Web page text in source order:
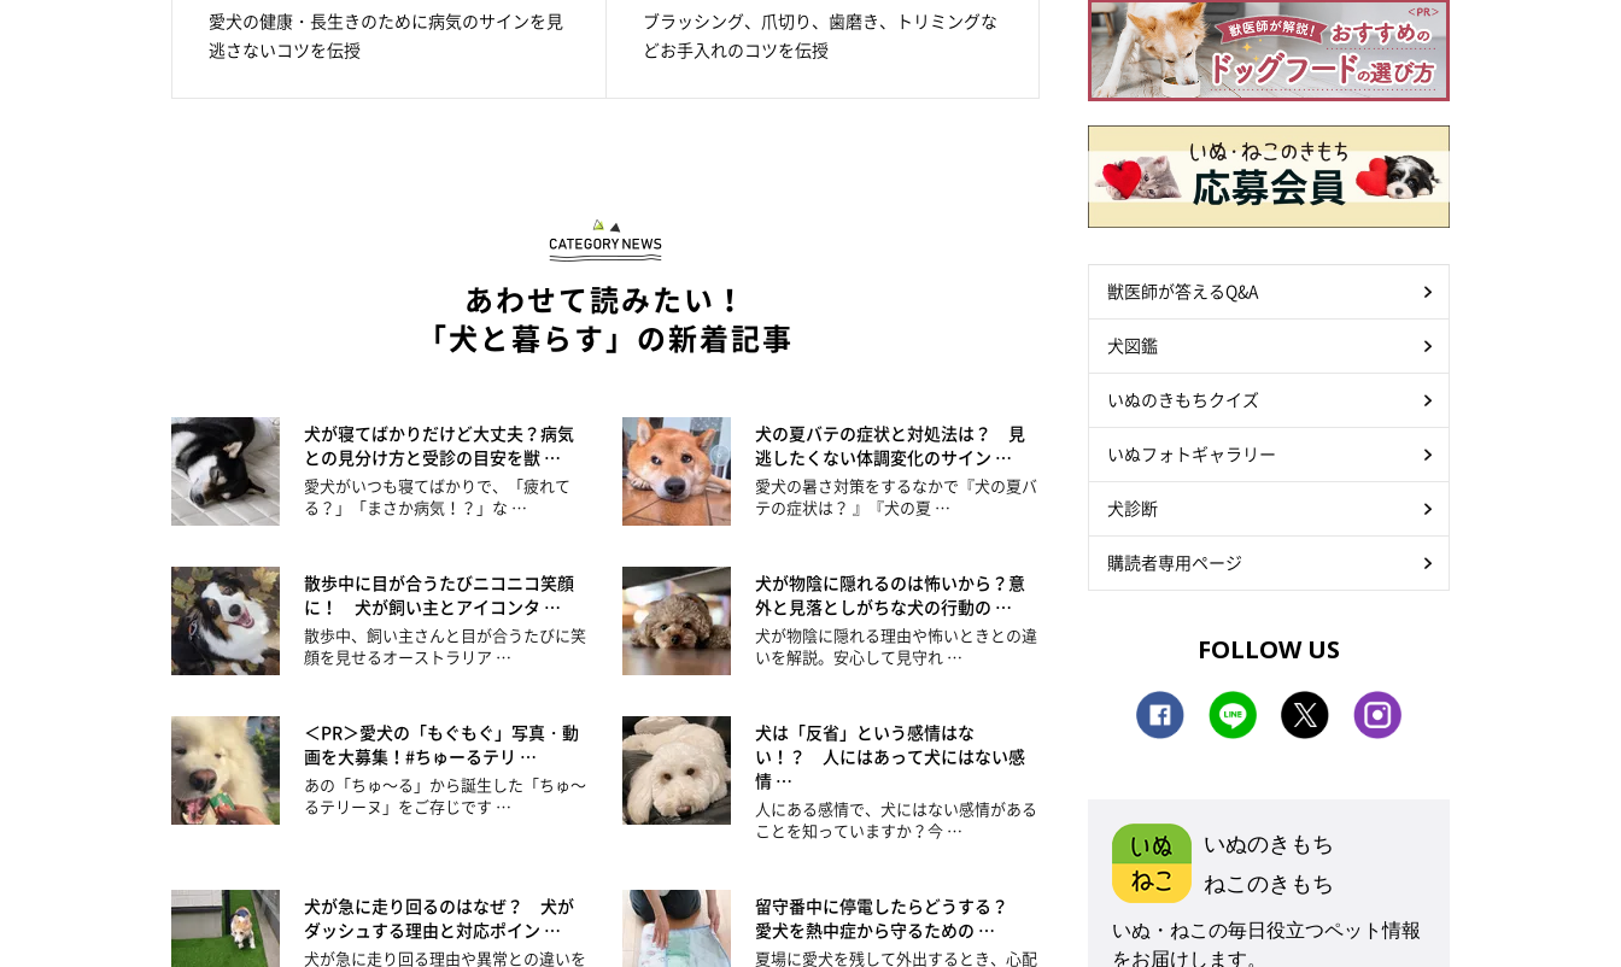
愛犬の健康・長生きのために病気のサインを見
逃さないコツを伝授
ブラッシング、爪切り、歯磨き、トリミングな
どお手入れのコツを伝授
あわせて読みたい！
「犬と暮らす」の新着記事
犬が寝てばかりだけど大丈夫？病気
との見分け方と受診の目安を獣 …
愛犬がいつも寝てばかりで、「疲れて
る？」「まさか病気！？」な …
犬の夏バテの症状と対処法は？ 見
逃したくない体調変化のサイン …
愛犬の暑さ対策をするなかで『犬の夏バ
テの症状は？ 』『犬の夏 …
散歩中に目が合うたびニコニコ笑顔
に！ 犬が飼い主とアイコンタ …
散歩中、飼い主さんと目が合うたびに笑
顔を見せるオーストラリア …
犬が物陰に隠れるのは怖いから？意
外と見落としがちな犬の行動の …
犬が物陰に隠れる理由や怖いときとの違
いを解説。安心して見守れ …
＜PR＞愛犬の「もぐもぐ」写真・動
画を大募集！#ちゅーるテリ …
あの「ちゅ～る」から誕生した「ちゅ～
るテリーヌ」をご存じです …
犬は「反省」という感情はな
い！？ 人にはあって犬にはない感
情 …
人にある感情で、犬にはない感情がある
ことを知っていますか？今 …
犬が急に走り回るのはなぜ？ 犬が
ダッシュする理由と対応ポイン …
犬が急に走り回る理由や異常との違いを
留守番中に停電したらどうする？
愛犬を熱中症から守るための …
夏場に愛犬を残して外出するとき、心配
獣医師が答えるQ&A
犬図鑑
いぬのきもちクイズ
いぬフォトギャラリー
犬診断
購読者専用ページ
FOLLOW US
いぬのきもち
ねこのきもち
いぬ・ねこの毎日役立つペット情報
をお届けします。